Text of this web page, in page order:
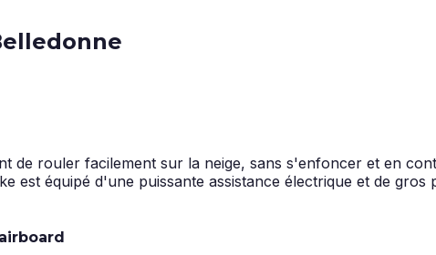
de rouler facilement sur la neige, sans s'enfoncer et en
est équipé d'une puissante assistance électrique et de